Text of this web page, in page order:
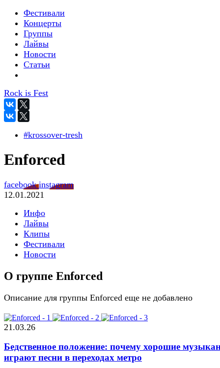
Фестивали
Концерты
Группы
Лайвы
Новости
Статьи
Rock is Fest
#krossover-tresh
Enforced
facebookinstagram
12.01.2021
Инфо
Лайвы
Клипы
Фестивали
Новости
О группе Enforced
Описание для группы Enforced еще не добавлено
21.03.26
Бедственное положение: почему хорошие
играют песни в переходах метро